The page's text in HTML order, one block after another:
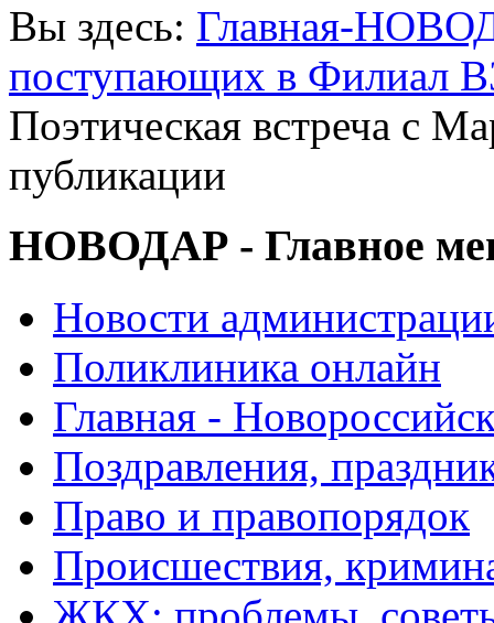
Вы здесь: Главная-
поступающих в Филиал
Поэтическая встреча с
публикации
НОВОДАР - Главное
Новости
Поликлиника онлайн
Главная -
Поздравления,
Право и правопорядок
Происшествия,